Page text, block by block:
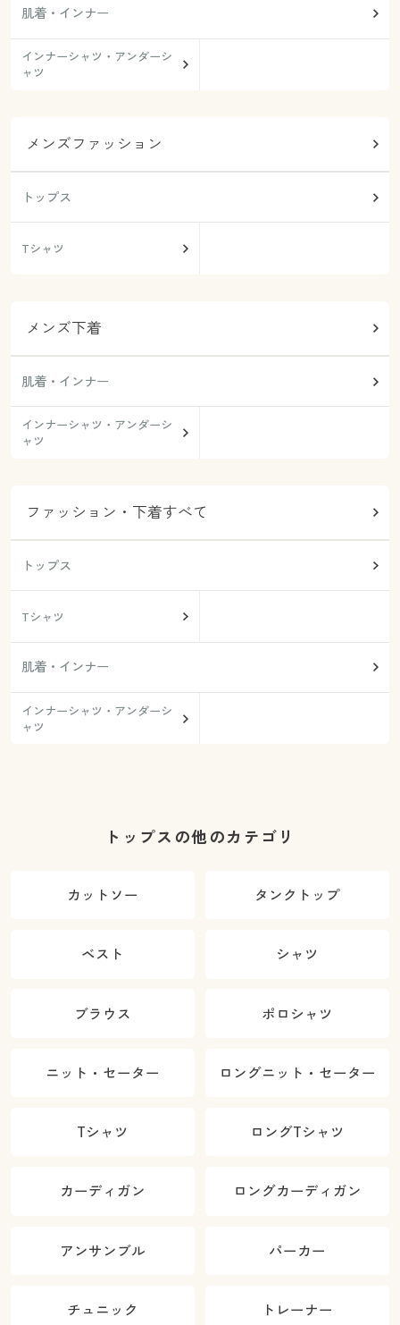
肌着・インナー
インナーシャツ・アンダーシ
ャツ
メンズファッション
トップス
Tシャツ
メンズ下着
肌着・インナー
インナーシャツ・アンダーシ
ャツ
ファッション・下着すべて
トップス
Tシャツ
肌着・インナー
インナーシャツ・アンダーシ
ャツ
トップスの他のカテゴリ
カットソー タンクトップ
ベスト シャツ
ブラウス ポロシャツ
ニット・セーター ロングニット・セーター
Tシャツ ロングTシャツ
カーディガン ロングカーディガン
アンサンブル パーカー
チュニック トレーナー